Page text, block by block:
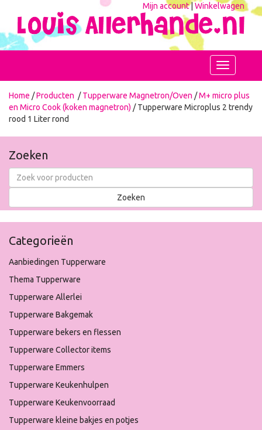
Mijn account|Winkelwagen
Toggle
navigation
Home /Producten /Tupperware Magnetron/Oven /M+ micro plus
en Micro Cook (koken magnetron) / Tupperware Microplus 2 trendy
rood 1 Liter rond
Zoeken
Categorieën
Aanbiedingen Tupperware
Thema Tupperware
Tupperware Allerlei
Tupperware Bakgemak
Tupperware bekers en flessen
Tupperware Collector items
Tupperware Emmers
Tupperware Keukenhulpen
Tupperware Keukenvoorraad
Tupperware kleine bakjes en potjes